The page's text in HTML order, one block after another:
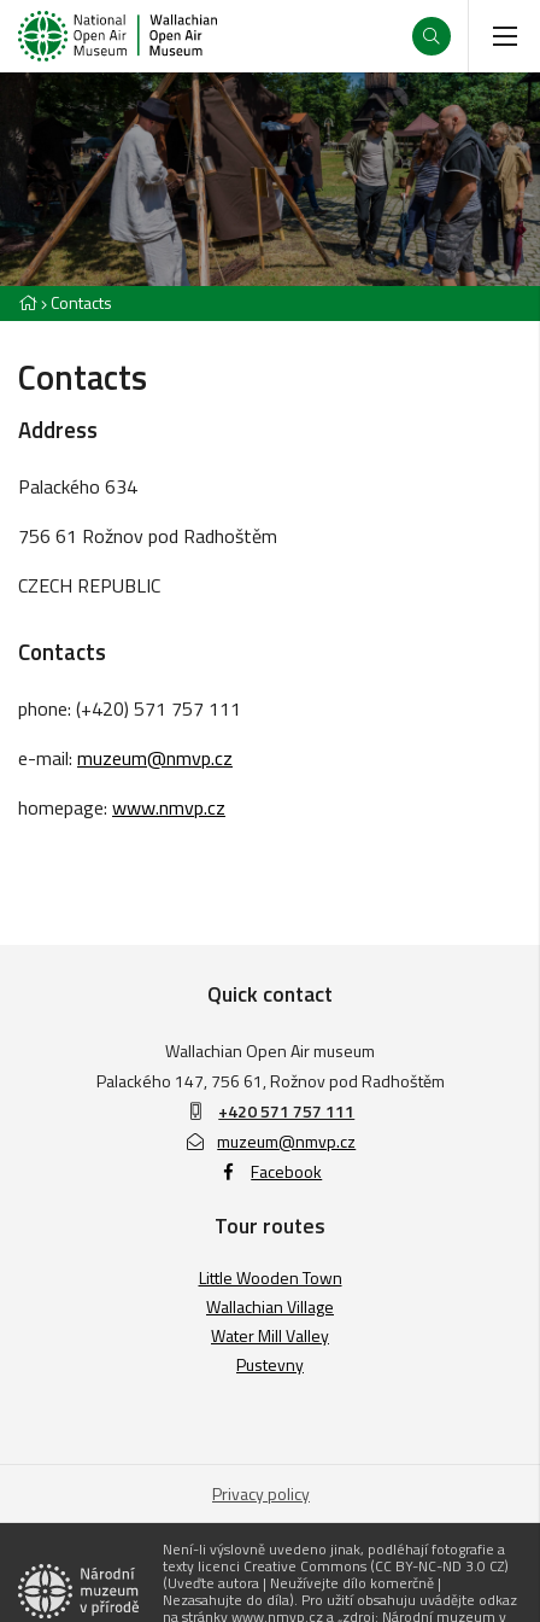
Contacts
Contacts
Address
Palackého 634
756 61 Rožnov pod Radhoštěm
CZECH REPUBLIC
Contacts
phone: (+420) 571 757 111
e-mail: muzeum@nmvp.cz
homepage: www.nmvp.cz
Quick contact
Wallachian Open Air museum
Palackého 147, 756 61, Rožnov pod Radhoštěm
+420 571 757 111
muzeum@nmvp.cz
Facebook
Tour routes
Little Wooden Town
Wallachian Village
Water Mill Valley
Pustevny
Privacy policy
Není-li výslovně uvedeno jinak, podléhají fotografie a
texty licenci Creative Commons (CC BY-NC-ND 3.0 CZ)
(Uveďte autora | Neužívejte dílo komerčně |
Nezasahujte do díla). Pro užití obsahuju uvádějte odkaz
na stránky www.nmvp.cz a „zdroj: Národní muzeum v